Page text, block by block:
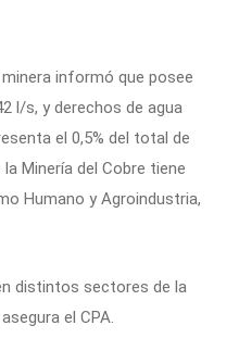
informó que posee
l/s, y derechos de agua
el 0,5% del total de
Minería del Cobre tiene
Humano y Agroindustria,
distintos sectores de la
el CPA.